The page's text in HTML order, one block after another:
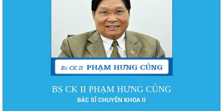
DS LÊ PHƯƠNG
DƯỢC SĨ ĐẠI HỌC